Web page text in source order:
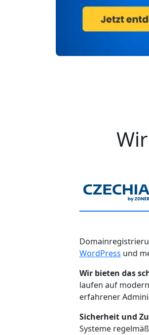
WordPress und
Wir bieten das
laufen auf
erfahrener
Sicherheit und
Systeme